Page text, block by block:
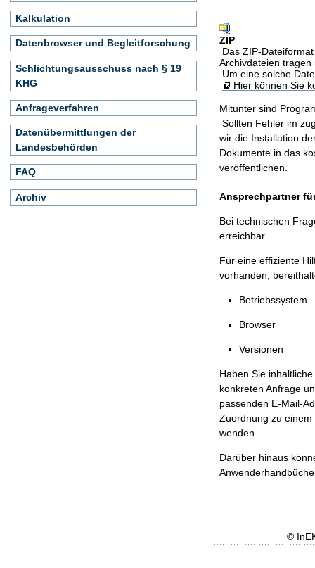
ZIP
Das ZIP-
Archivdateien
Um eine solche
Hier können Sie
Mitunter sind
Sollten Fehler im
wir die Installation
Dokumente in das
veröffentlichen.
Ansprechpartner
Bei technischen
erreichbar.
Für eine effiziente
vorhanden,
Betriebssystem
Browser
Versionen
Haben Sie
konkreten Anfrage
passenden E-Mail-
Zuordnung zu
wenden.
Darüber hinaus
Kalkulation
Datenbrowser und Begleitforschung
Schlichtungsausschuss nach § 19
KHG
Anfrageverfahren
Datenübermittlungen der
Landesbehörden
FAQ
Archiv
©